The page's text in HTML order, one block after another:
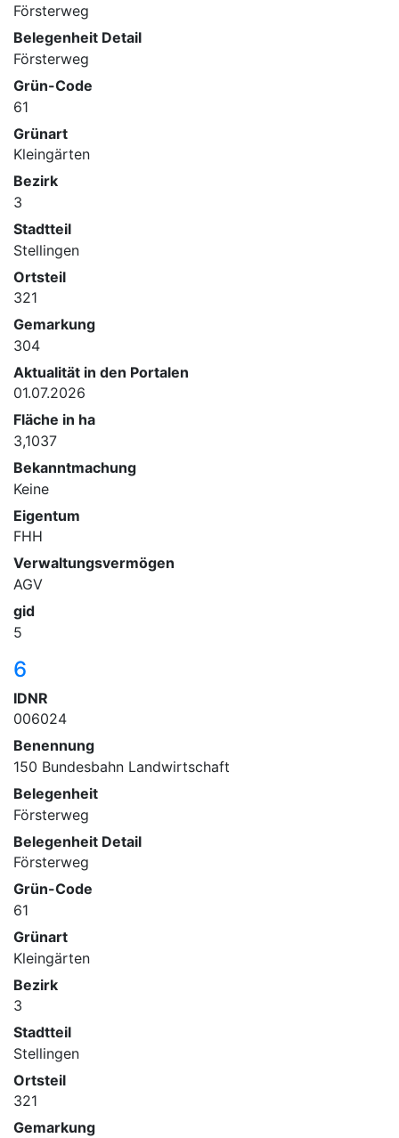
Försterweg
Belegenheit Detail
Försterweg
Grün-Code
61
Grünart
Kleingärten
Bezirk
3
Stadtteil
Stellingen
Ortsteil
321
Gemarkung
304
Aktualität in den Portalen
01.07.2026
Fläche in ha
3,1037
Bekanntmachung
Keine
Eigentum
FHH
Verwaltungsvermögen
AGV
gid
5
6
IDNR
006024
Benennung
150 Bundesbahn Landwirtschaft
Belegenheit
Försterweg
Belegenheit Detail
Försterweg
Grün-Code
61
Grünart
Kleingärten
Bezirk
3
Stadtteil
Stellingen
Ortsteil
321
Gemarkung